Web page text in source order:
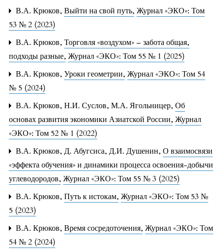
В.А. Крюков, Выйти на свой путь, Журнал «ЭКО»: Том
53 № 2 (2023)
В.А. Крюков, Торговля «воздухом» – забота общая,
подходы разные, Журнал «ЭКО»: Том 55 № 1 (2025)
В.А. Крюков, Уроки геометрии, Журнал «ЭКО»: Том 54
№ 5 (2024)
В.А. Крюков, Н.И. Суслов, М.А. Ягольницер, Об
основах развития экономики Азиатской России, Журнал
«ЭКО»: Том 52 № 1 (2022)
В.А. Крюков, Д. Абугсиса, Д.И. Душенин, О взаимосвязи
«эффекта обучения» и динамики процесса освоения-добычи
углеводородов, Журнал «ЭКО»: Том 55 № 3 (2025)
В.А. Крюков, Путь к истокам, Журнал «ЭКО»: Том 53 №
5 (2023)
В.А. Крюков, Время сосредоточения, Журнал «ЭКО»: Том
54 № 2 (2024)